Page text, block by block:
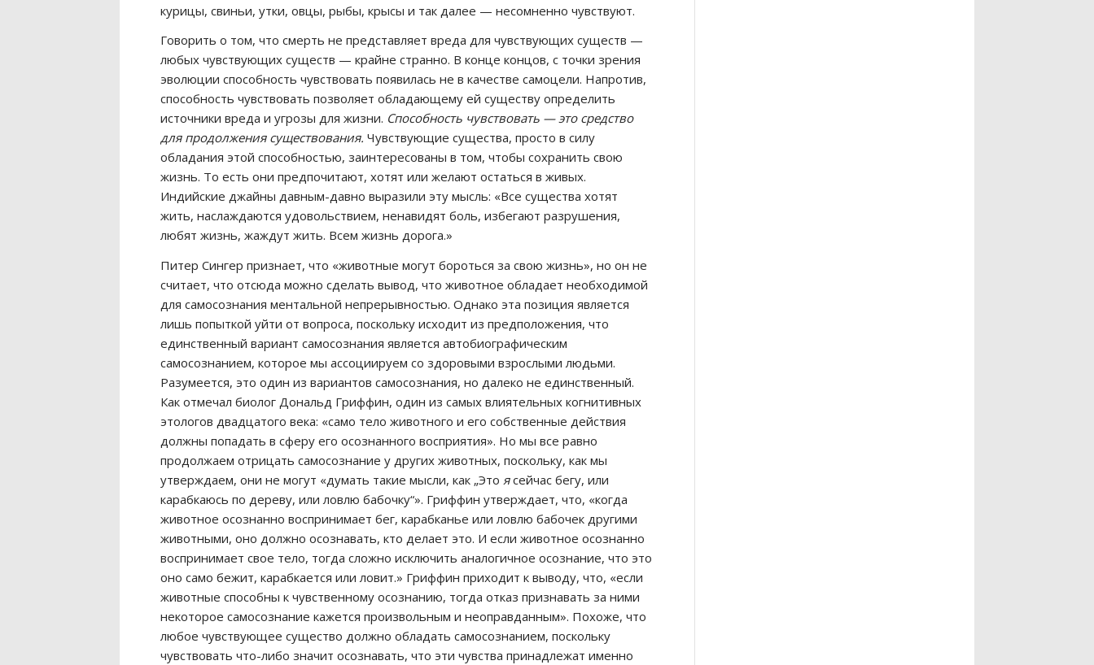
курицы, свиньи, утки, овцы, рыбы, крысы и так далее — несомненно чувствуют.
Говорить о том, что смерть не представляет вреда для чувствующих существ —
любых чувствующих существ — крайне странно. В конце концов, с точки зрения
эволюции способность чувствовать появилась не в качестве самоцели. Напротив,
способность чувствовать позволяет обладающему ей существу определить
источники вреда и угрозы для жизни. Способность чувствовать — это средство
для продолжения существования. Чувствующие существа, просто в силу
обладания этой способностью, заинтересованы в том, чтобы сохранить свою
жизнь. То есть они предпочитают, хотят или желают остаться в живых.
Индийские джайны давным-давно выразили эту мысль: «Все существа хотят
жить, наслаждаются удовольствием, ненавидят боль, избегают разрушения,
любят жизнь, жаждут жить. Всем жизнь дорога.»
Питер Сингер признает, что «животные могут бороться за свою жизнь», но он не
считает, что отсюда можно сделать вывод, что животное обладает необходимой
для самосознания ментальной непрерывностью. Однако эта позиция является
лишь попыткой уйти от вопроса, поскольку исходит из предположения, что
единственный вариант самосознания является автобиографическим
самосознанием, которое мы ассоциируем со здоровыми взрослыми людьми.
Разумеется, это один из вариантов самосознания, но далеко не единственный.
Как отмечал биолог Дональд Гриффин, один из самых влиятельных когнитивных
этологов двадцатого века: «само тело животного и его собственные действия
должны попадать в сферу его осознанного восприятия». Но мы все равно
продолжаем отрицать самосознание у других животных, поскольку, как мы
утверждаем, они не могут «думать такие мысли, как „Это ясейчас бегу, или
карабкаюсь по дереву, или ловлю бабочку“». Гриффин утверждает, что, «когда
животное осознанно воспринимает бег, карабканье или ловлю бабочек другими
животными, оно должно осознавать, кто делает это. И если животное осознанно
воспринимает свое тело, тогда сложно исключить аналогичное осознание, что это
оно само бежит, карабкается или ловит.» Гриффин приходит к выводу, что, «если
животные способны к чувственному осознанию, тогда отказ признавать за ними
некоторое самосознание кажется произвольным и неоправданным». Похоже, что
любое чувствующее существо должно обладать самосознанием, поскольку
чувствовать что-либо значит осознавать, что эти чувства принадлежат именно